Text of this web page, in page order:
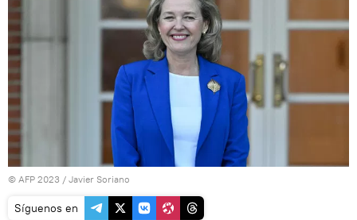
© AFP 2023 / Javier Soriano
Síguenos en